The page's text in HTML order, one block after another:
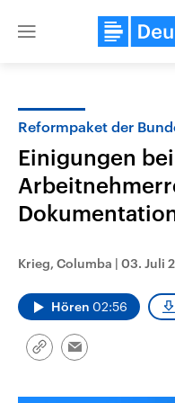
Close
Landtagswahl Sachsen-
Alle Informationen
Sachsen-Anhalt wählt am
Bundesland von einer
Reformpaket der
Einigungen
Krieg, Columba | 03. Juli
Hören 02:56
Link
Email